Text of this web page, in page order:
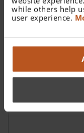
while others help
user experience.
craneal